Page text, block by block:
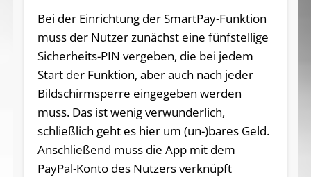
Bei der Einrichtung der SmartPay-Funktion
muss der Nutzer zunächst eine fünfstellige
Sicherheits-PIN vergeben, die bei jedem
Start der Funktion, aber auch nach jeder
Bildschirmsperre eingegeben werden
muss. Das ist wenig verwunderlich,
schließlich geht es hier um (un-)bares Geld.
Anschließend muss die App mit dem
PayPal-Konto des Nutzers verknüpft